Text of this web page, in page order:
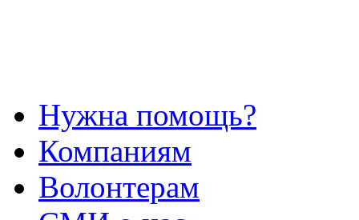
Нужна помощь?
Компаниям
Волонтерам